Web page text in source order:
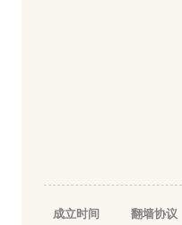
成立时间
翻墙协议